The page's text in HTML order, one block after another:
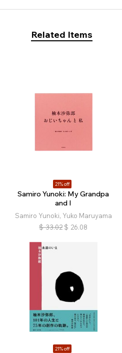
Related Items
21% off
Samiro Yunoki: My Grandpa
and I
Samiro Yunoki, Yuko Maruyama
$ 33.02 $ 26.08
21% off